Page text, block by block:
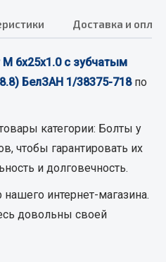
Доставка и
М 6х25х1.0 с зубчатым
БелЗАН 1/38375-718по
категории: Болты у
чтобы гарантировать их
и долговечность.
интернет-магазина.
довольны своей